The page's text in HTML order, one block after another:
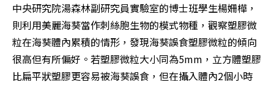
中央研究院湯森林副研究員實驗室的博士班學生楊姍樺，
則利用美麗海葵當作刺絲胞生物的模式物種，觀察塑膠微
粒在海葵體內累積的情形，發現海葵誤食塑膠微粒的傾向
很高但有所偏好。若塑膠微粒大小同為5mm，立方體塑膠
比扁平狀塑膠更容易被海葵誤食，但在攝入體內2個小時